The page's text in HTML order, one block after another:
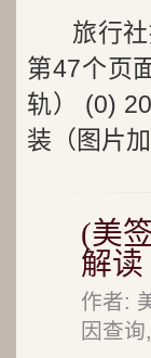
旅行
第47个页
轨） (0)
装（图片
(美
解读
作者:
因查